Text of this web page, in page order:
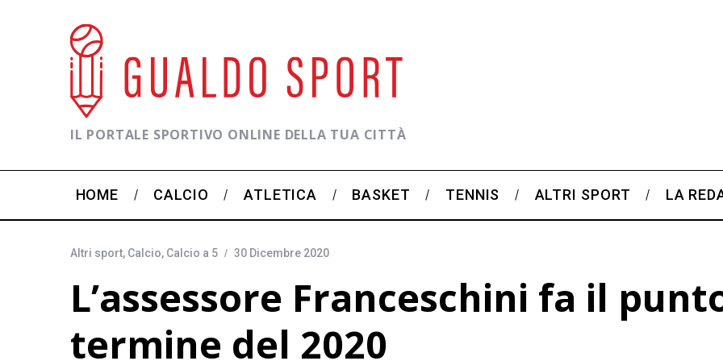
IL PORTALE SPORTIVO ONLINE DELLA TUA CITTÀ
HOME CALCIO ATLETICA BASKET TENNIS ALTRI SPORT LA
Altri sport, Calcio, Calcio a 5 30 Dicembre 2020
L’assessore Franceschini fa il
termine del 2020